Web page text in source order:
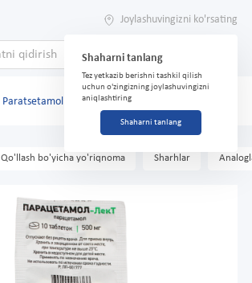
Joylashuvingizni ko'rsating
Shaharni tanlang
Tez yetkazib berishni tashkil qilish
uchun o'zingizning joylashuvingizni
aniqlashtiring
Shaharni tanlang
Paratsetamol 0,5 №10
Qo'llash bo'yicha yo'riqnoma Sharhlar